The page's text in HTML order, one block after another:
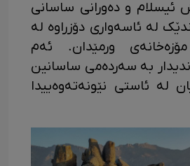
ئیسلام و ده‌ورانی ساسانی
لە ئاسه‌واری دۆزراوه‌ له‌
ورمێدان. ئه‌م
به‌ سەردەمی ساسانین
له‌ ئاستی نێونه‌ته‌وه‌ییدا